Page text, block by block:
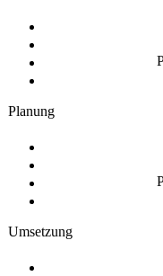
Planung
Umsetzung